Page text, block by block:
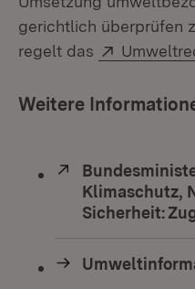
gerichtlich überprüfen
regelt das
Extern:
Weitere
Extern:
Klimaschutz,
Sicherheit: